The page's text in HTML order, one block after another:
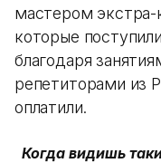
мастером экстра-
которые
благодаря
репетиторами
оплатили.
Когда видишь